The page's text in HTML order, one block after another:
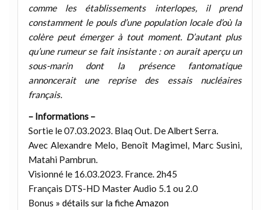
comme les établissements interlopes, il prend
constamment le pouls d’une population locale d’où la
colère peut émerger à tout moment. D’autant plus
qu’une rumeur se fait insistante : on aurait aperçu un
sous-marin dont la présence fantomatique
annoncerait une reprise des essais nucléaires
français.
– Informations –
Sortie le 07.03.2023. Blaq Out. De Albert Serra.
Avec Alexandre Melo, Benoît Magimel, Marc Susini,
Matahi Pambrun.
Visionné le 16.03.2023. France. 2h45
Français DTS-HD Master Audio 5.1 ou 2.0
Bonus » détails sur la fiche Amazon